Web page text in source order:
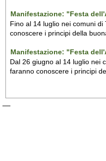
Manifestazione: "Festa
Fino al 14 luglio nei comuni
conoscere i principi della
Manifestazione: "Festa
Dal 26 giugno al 14 luglio nei
faranno conoscere i principi